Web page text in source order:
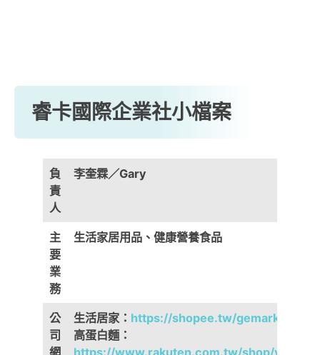
睿卡國際企業社小檔案
負
責
人
李奎霖／Gary
主
要
業
務
生活家居用品、健康營養食品
公
司
網
生活居家： https://shopee.tw/gemarket
高蛋白麵：
https://www.rakuten.com.tw/shop/vetta/